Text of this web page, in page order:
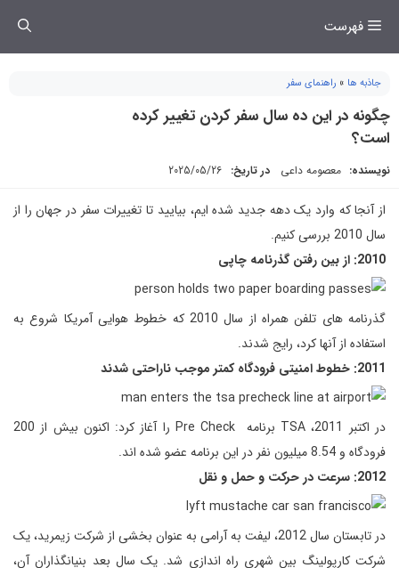
فهرست
جاذبه ها » راهنمای سفر
چگونه در این ده سال سفر کردن تغییر کرده
است؟
نویسنده: معصومه داعی در تاریخ: 2025/05/26
از آنجا که وارد یک دهه جدید شده ایم، بیایید تا تغییرات سفر در جهان را از
سال 2010 بررسی کنیم.
2010: از بین رفتن گذرنامه چاپی
گذرنامه های تلفن همراه از سال 2010 که خطوط هوایی آمریکا شروع به
استفاده از آنها کرد، رایج شدند.
2011: خطوط امنیتی فرودگاه کمتر موجب ناراحتی شدند
در اکتبر 2011، TSA برنامه Pre Check را آغاز کرد: اکنون بیش از 200
فرودگاه و 8.54 میلیون نفر در این برنامه عضو شده اند.
2012: سرعت در حرکت و حمل و نقل
در تابستان سال 2012، لیفت به آرامی به عنوان بخشی از شرکت زیمرید، یک
شرکت کارپولینگ بین شهری راه اندازی شد. یک سال بعد بنیانگذاران آن،